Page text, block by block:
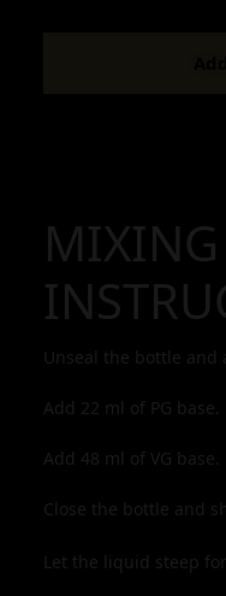
MIXING
Unseal the bottle and
Add 22 ml of PG base.
Add 48 ml of VG base.
Close the bottle and
Let the liquid steep